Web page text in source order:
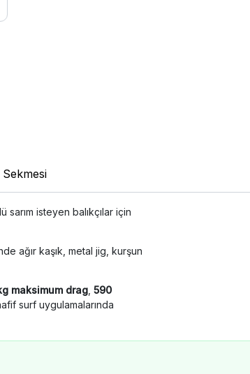
isteyen balıkçılar için
ağır kaşık, metal jig, kurşun
maksimum drag, 590
surf uygulamalarında